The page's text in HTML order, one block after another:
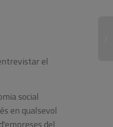
el
social
en qualsevol